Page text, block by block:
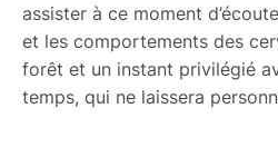
assister à ce moment
et les comportements des
forêt et un instant privilégié
temps, qui ne laissera